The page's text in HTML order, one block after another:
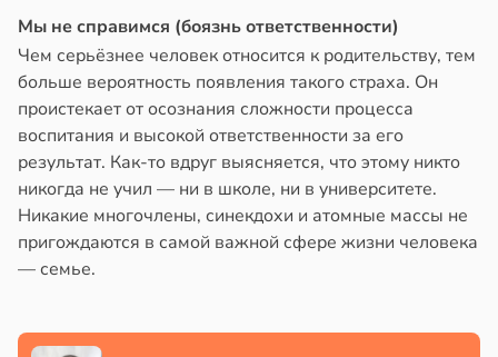
Мы не справимся (боязнь ответственности)
Чем серьёзнее человек относится к родительству, тем
больше вероятность появления такого страха. Он
проистекает от осознания сложности процесса
воспитания и высокой ответственности за его
результат. Как-то вдруг выясняется, что этому никто
никогда не учил — ни в школе, ни в университете.
Никакие многочлены, синекдохи и атомные массы не
пригождаются в самой важной сфере жизни человека
— семье.